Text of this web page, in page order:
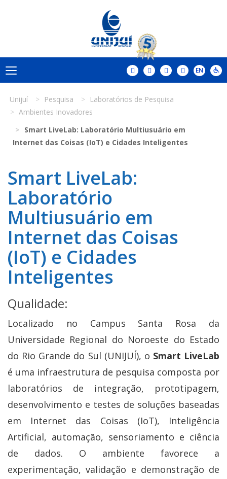
Unijuí Pesquisa
Laboratórios de Pesquisa
Ambientes Inovadores
Smart LiveLab: Laboratório Multiusuário em
Internet das Coisas (IoT) e Cidades Inteligentes
Smart LiveLab:
Laboratório
Multiusuário em
Internet das Coisas
(IoT) e Cidades
Inteligentes
Qualidade:
Localizado no Campus Santa Rosa da
Universidade Regional do Noroeste do Estado
do Rio Grande do Sul (UNIJUÍ), o Smart LiveLab
é uma infraestrutura de pesquisa composta por
laboratórios de integração, prototipagem,
desenvolvimento e testes de soluções baseadas
em Internet das Coisas (IoT), Inteligência
Artificial, automação, sensoriamento e ciência
de dados. O ambiente favorece a
experimentação, validação e demonstração de